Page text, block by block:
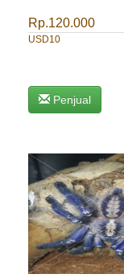
Rp.120.000
USD10
Penjual